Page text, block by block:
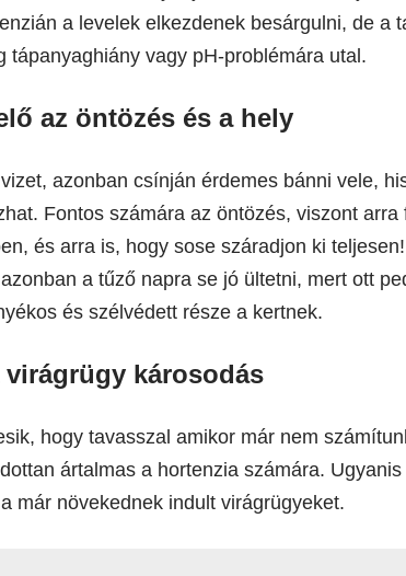
a levelek elkezdenek besárgulni, de a
tápanyaghiány vagy pH-problémára utal.
az öntözés és a hely
azonban csínján érdemes bánni vele,
Fontos számára az öntözés, viszont arra
és arra is, hogy sose száradjon ki
a tűző napra se jó ültetni, mert ott
és szélvédett része a kertnek.
virágrügy károsodás
hogy tavasszal amikor már nem
ártalmas a hortenzia számára.
már növekednek indult virágrügyeket.